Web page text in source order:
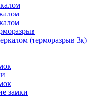
(терморазрыв 3к)
замки